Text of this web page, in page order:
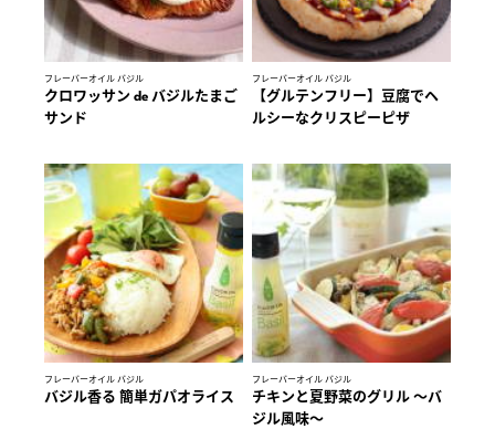
フレーバーオイル バジル
クロワッサン de バジルたまご
サンド
フレーバーオイル バジル
【グルテンフリー】豆腐でヘ
ルシーなクリスピーピザ
フレーバーオイル バジル
バジル香る 簡単ガパオライス
フレーバーオイル バジル
チキンと夏野菜のグリル ～バ
ジル風味～